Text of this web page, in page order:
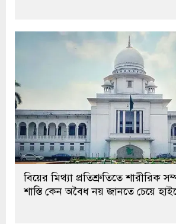
বিয়ের মিথ্যা প্রতিশ্রুতিতে শারীরিক
শাস্তি কেন অবৈধ নয় জানতে চেয়ে